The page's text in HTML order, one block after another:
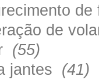
de
(55)
jantes (41)